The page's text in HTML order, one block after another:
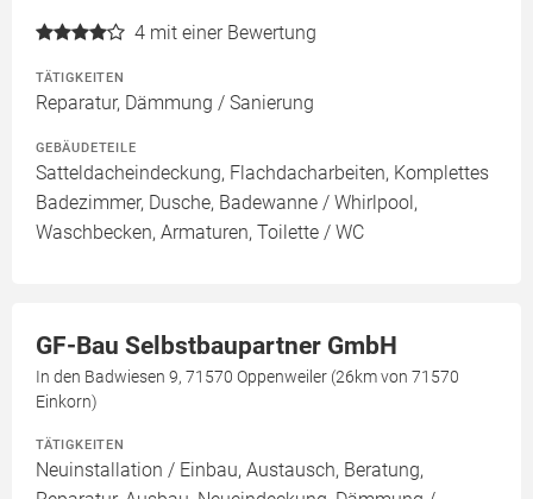
4 mit einer Bewertung
TÄTIGKEITEN
Reparatur, Dämmung / Sanierung
GEBÄUDETEILE
Satteldacheindeckung, Flachdacharbeiten, Komplettes
Badezimmer, Dusche, Badewanne / Whirlpool,
Waschbecken, Armaturen, Toilette / WC
GF-Bau Selbstbaupartner GmbH
In den Badwiesen 9, 71570 Oppenweiler (26km von 71570
Einkorn)
TÄTIGKEITEN
Neuinstallation / Einbau, Austausch, Beratung,